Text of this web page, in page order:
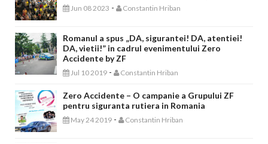
Jun 08 2023 - Constantin Hriban
Romanul a spus „DA, sigurantei! DA, atentiei!
DA, vietii!” in cadrul evenimentului Zero
Accidente by ZF
Jul 10 2019 - Constantin Hriban
Zero Accidente – O campanie a Grupului ZF
pentru siguranta rutiera in Romania
May 24 2019 - Constantin Hriban